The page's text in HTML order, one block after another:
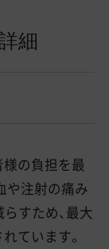
細
様の負担を最
や注射の痛み
すため、最大
ています。